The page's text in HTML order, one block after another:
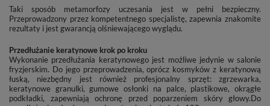
Taki sposób metamorfozy uczesania jest w pełni bezpieczny.
Przeprowadzony przez kompetentnego specjalistę, zapewnia znakomite
rezultaty i jest gwarancją olśniewającego wyglądu.
Przedłużanie keratynowe krok po kroku
Wykonanie przedłużania keratynowego jest możliwe jedynie w salonie
fryzjerskim. Do jego przeprowadzenia, oprócz kosmyków z keratynową
łuską, niezbędny jest również profesjonalny sprzęt: zgrzewarka,
keratynowe granulki, gumowe osłonki na palce, plastikowe, okrągłe
podkładki, zapewniają ochronę przed poparzeniem skóry głowy.Do